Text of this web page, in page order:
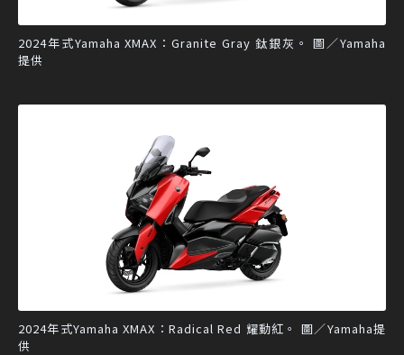
2024年式Yamaha XMAX：Granite Gray 鈦銀灰。 圖／Yamaha
提供
2024年式Yamaha XMAX：Radical Red 耀動紅。 圖／Yamaha提
供